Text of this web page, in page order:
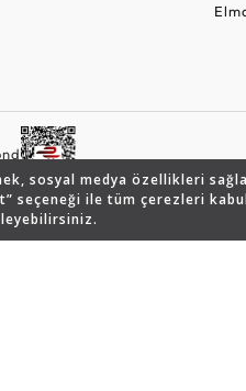
sosyal medya özellikleri
seçeneği ile tüm çerezleri